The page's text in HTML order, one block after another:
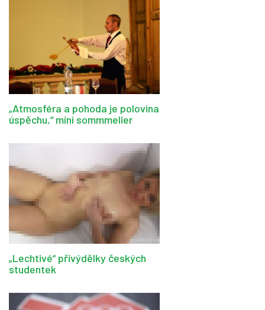
„Atmosféra a pohoda je polovina
úspěchu,“ míní sommmelier
„Lechtivé“ přivýdělky českých
studentek